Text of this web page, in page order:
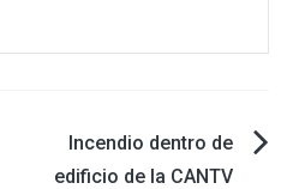
Incendio dentro de
edificio de la CANTV